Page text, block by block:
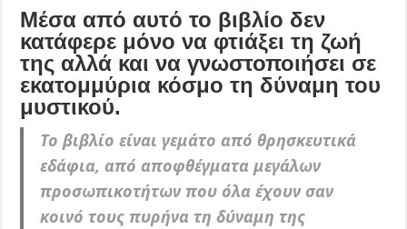
Μέσα από αυτό το βιβλίο δεν
κατάφερε μόνο να φτιάξει τη ζωή
της αλλά και να γνωστοποιήσει σε
εκατομμύρια κόσμο τη δύναμη του
μυστικού.
Το βιβλίο είναι γεμάτο από θρησκευτικά
εδάφια, από αποφθέγματα μεγάλων
προσωπικοτήτων που όλα έχουν σαν
κοινό τους πυρήνα τη δύναμη της